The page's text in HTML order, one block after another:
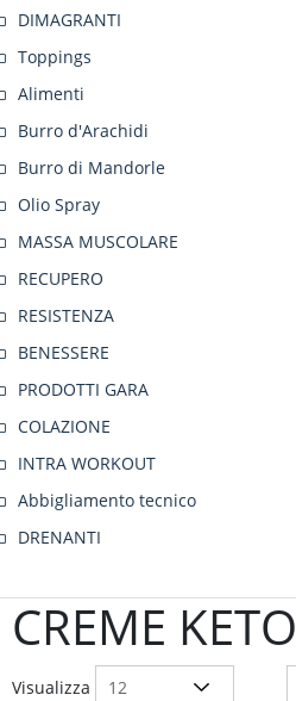
CREME KETO
Visualizza
DIMAGRANTI
Toppings
Alimenti
Burro d'Arachidi
Burro di Mandorle
Olio Spray
MASSA MUSCOLARE
RECUPERO
RESISTENZA
BENESSERE
PRODOTTI GARA
COLAZIONE
INTRA WORKOUT
Abbigliamento tecnico
DRENANTI